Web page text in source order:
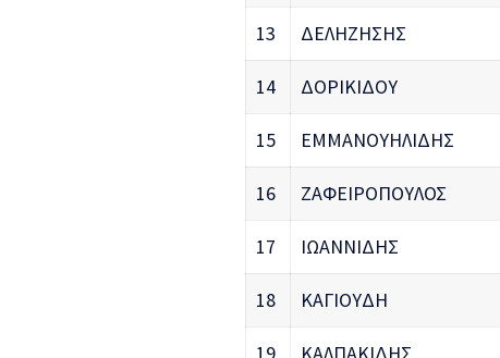
13 ΔΕΛΗΖΗΣΗΣ
14 ΔΟΡΙΚΙΔΟΥ
15 ΕΜΜΑΝΟΥΗΛΙΔΗΣ
16 ΖΑΦΕΙΡΟΠΟΥΛΟΣ
17 ΙΩΑΝΝΙΔΗΣ
18 ΚΑΓΙΟΥΔΗ
19 ΚΑΛΠΑΚΙΔΗΣ